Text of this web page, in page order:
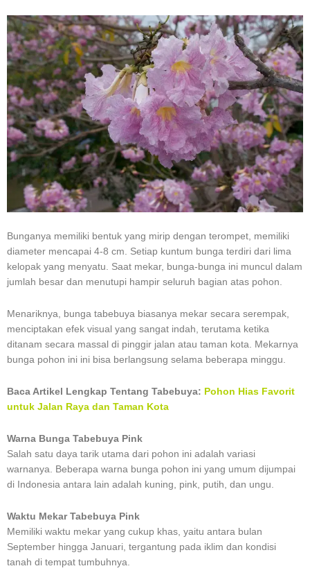
Bunganya memiliki bentuk yang mirip dengan terompet, memiliki
diameter mencapai 4-8 cm. Setiap kuntum bunga terdiri dari lima
kelopak yang menyatu. Saat mekar, bunga-bunga ini muncul dalam
jumlah besar dan menutupi hampir seluruh bagian atas pohon.
Menariknya, bunga tabebuya biasanya mekar secara serempak,
menciptakan efek visual yang sangat indah, terutama ketika
ditanam secara massal di pinggir jalan atau taman kota. Mekarnya
bunga pohon ini ini bisa berlangsung selama beberapa minggu.
Baca Artikel Lengkap Tentang Tabebuya: Pohon Hias Favorit
untuk Jalan Raya dan Taman Kota
Warna Bunga Tabebuya Pink
Salah satu daya tarik utama dari pohon ini adalah variasi
warnanya. Beberapa warna bunga pohon ini yang umum dijumpai
di Indonesia antara lain adalah kuning, pink, putih, dan ungu.
Waktu Mekar Tabebuya Pink
Memiliki waktu mekar yang cukup khas, yaitu antara bulan
September hingga Januari, tergantung pada iklim dan kondisi
tanah di tempat tumbuhnya.